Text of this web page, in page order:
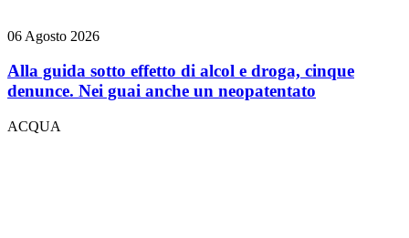
06 Agosto 2026
Alla guida sotto effetto di alcol e droga, cinque
denunce. Nei guai anche un neopatentato
ACQUA